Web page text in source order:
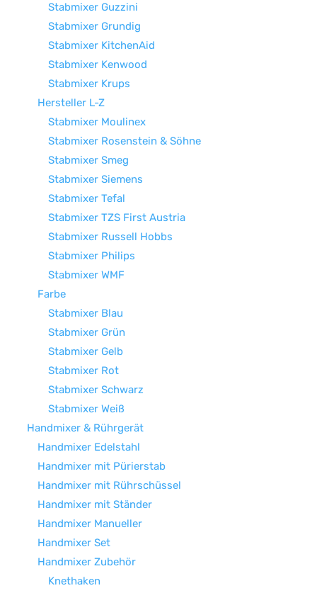
Stabmixer Guzzini
Stabmixer Grundig
Stabmixer KitchenAid
Stabmixer Kenwood
Stabmixer Krups
Hersteller L-Z
Stabmixer Moulinex
Stabmixer Rosenstein & Söhne
Stabmixer Smeg
Stabmixer Siemens
Stabmixer Tefal
Stabmixer TZS First Austria
Stabmixer Russell Hobbs
Stabmixer Philips
Stabmixer WMF
Farbe
Stabmixer Blau
Stabmixer Grün
Stabmixer Gelb
Stabmixer Rot
Stabmixer Schwarz
Stabmixer Weiß
Handmixer & Rührgerät
Handmixer Edelstahl
Handmixer mit Pürierstab
Handmixer mit Rührschüssel
Handmixer mit Ständer
Handmixer Manueller
Handmixer Set
Handmixer Zubehör
Knethaken